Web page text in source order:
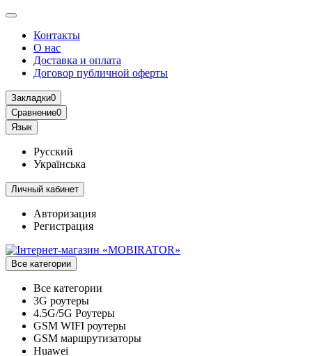
Контакты
О нас
Доставка и оплата
Договор публичной оферты
Закладки0
Сравнение0
Язык
Русский
Українська
Личный кабинет
Авторизация
Регистрация
Все категории
Все категории
3G роутеры
4.5G/5G Роутеры
GSM WIFI роутеры
GSM маршрутизаторы
Huawei